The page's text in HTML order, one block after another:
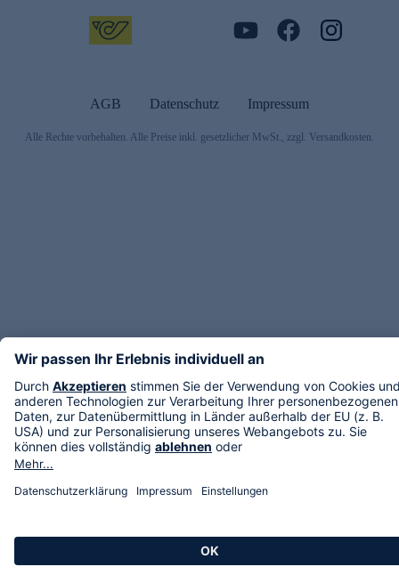
AGB Datenschutz Impressum
Alle Rechte vorbehalten. Alle Preise inkl. gesetzlicher MwSt., zzgl. Versandkosten.